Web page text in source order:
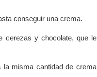
conseguir una crema.
cerezas y chocolate, que le
la misma cantidad de crema